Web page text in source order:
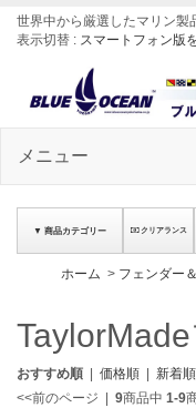
世界中から厳選したマリン製
表示切替 : スマートフォン版
メニュー
▼ 商品カテゴリー クリアランス
ホーム > フェンダー
おすすめ順 | 価格順 | 新着順
<<前のページ | 9商品中 1-9